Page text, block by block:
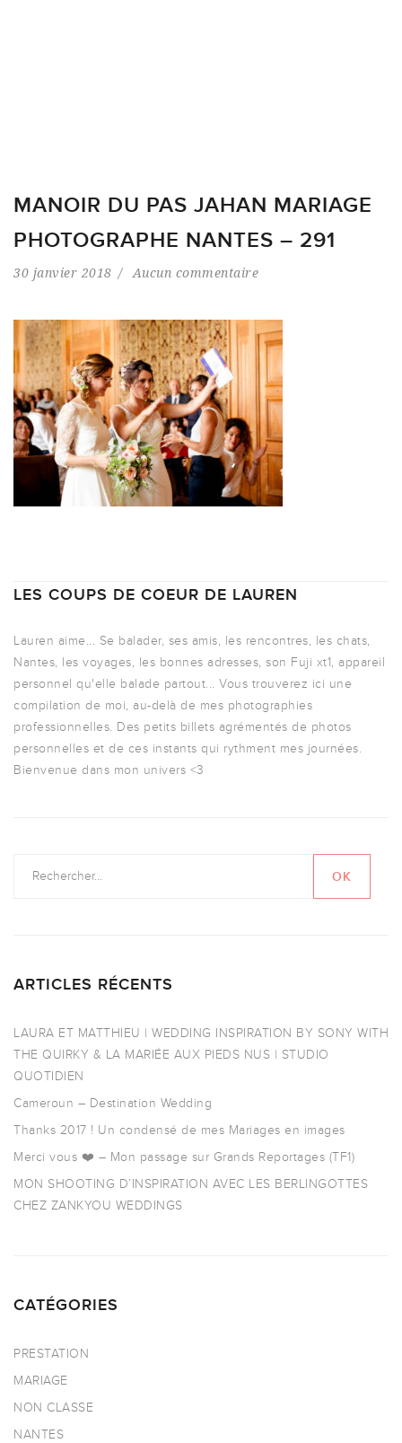
MANOIR DU PAS JAHAN MARIAGE
PHOTOGRAPHE NANTES – 291
30 janvier 2018 Aucun commentaire
LES COUPS DE COEUR DE LAUREN
Lauren aime... Se balader, ses amis, les rencontres, les chats,
Nantes, les voyages, les bonnes adresses, son Fuji xt1, appareil
personnel qu'elle balade partout... Vous trouverez ici une
compilation de moi, au-delà de mes photographies
professionnelles. Des petits billets agrémentés de photos
personnelles et de ces instants qui rythment mes journées.
Bienvenue dans mon univers <3
ARTICLES RÉCENTS
LAURA ET MATTHIEU | WEDDING INSPIRATION BY SONY WITH
THE QUIRKY & LA MARIÉE AUX PIEDS NUS | STUDIO
QUOTIDIEN
Cameroun – Destination Wedding
Thanks 2017 ! Un condensé de mes Mariages en images
Merci vous ❤️ – Mon passage sur Grands Reportages (TF1)
MON SHOOTING D’INSPIRATION AVEC LES BERLINGOTTES
CHEZ ZANKYOU WEDDINGS
CATÉGORIES
PRESTATION
MARIAGE
NON CLASSE
NANTES